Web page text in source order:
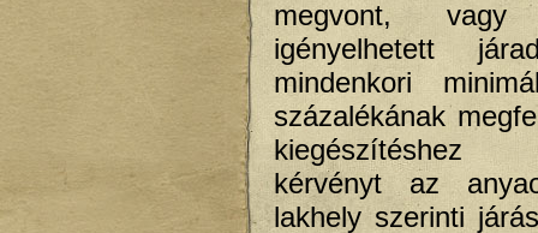
megvont,
igényelhetett
mindenkori
százalékának
kiegészítéshez
kérvényt az
lakhely szerinti